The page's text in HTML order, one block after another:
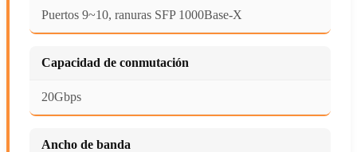
Puertos 9~10, ranuras SFP 1000Base-X
Capacidad de conmutación
20Gbps
Ancho de banda